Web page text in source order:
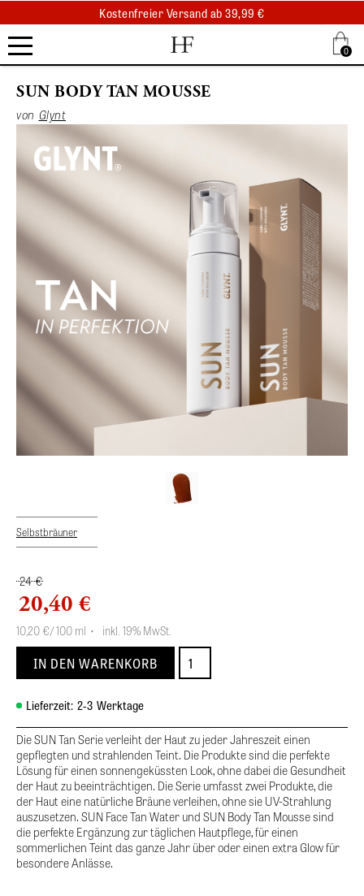
Kostenfreier Versand ab 39,99 €
Kostenfreier Abholung am selben Tag
.
.
.
0
SUN BODY TAN MOUSSE
von Glynt
Selbstbräuner
24 €
20,40 €
10,20 €/ 100 ml • inkl. 19% MwSt.
Lieferzeit: 2-3 Werktage
Die SUN Tan Serie verleiht der Haut zu jeder Jahreszeit einen
gepflegten und strahlenden Teint. Die Produkte sind die perfekte
Lösung für einen sonnengeküssten Look, ohne dabei die Gesundheit
der Haut zu beeinträchtigen. Die Serie umfasst zwei Produkte, die
der Haut eine natürliche Bräune verleihen, ohne sie UV-Strahlung
auszusetzen. SUN Face Tan Water und SUN Body Tan Mousse sind
die perfekte Ergänzung zur täglichen Hautpflege, für einen
sommerlichen Teint das ganze Jahr über oder einen extra Glow für
besondere Anlässe.